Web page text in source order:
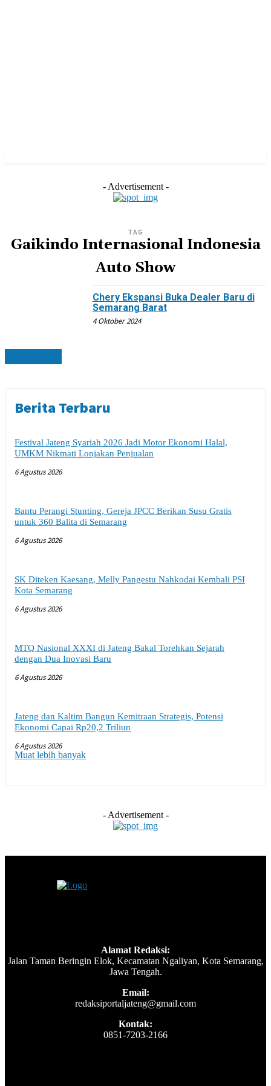
- Advertisement -
TAG
Gaikindo Internasional Indonesia
Auto Show
Chery Ekspansi Buka Dealer Baru di
Semarang Barat
4 Oktober 2024
Berita Terbaru
Festival Jateng Syariah 2026 Jadi Motor Ekonomi Halal,
UMKM Nikmati Lonjakan Penjualan
6 Agustus 2026
Bantu Perangi Stunting, Gereja JPCC Berikan Susu Gratis
untuk 360 Balita di Semarang
6 Agustus 2026
SK Diteken Kaesang, Melly Pangestu Nahkodai Kembali PSI
Kota Semarang
6 Agustus 2026
MTQ Nasional XXXI di Jateng Bakal Torehkan Sejarah
dengan Dua Inovasi Baru
6 Agustus 2026
Jateng dan Kaltim Bangun Kemitraan Strategis, Potensi
Ekonomi Capai Rp20,2 Triliun
6 Agustus 2026
Muat lebih banyak
- Advertisement -
Alamat Redaksi:
Jalan Taman Beringin Elok, Kecamatan Ngaliyan, Kota Semarang,
Jawa Tengah.
Email:
redaksiportaljateng@gmail.com
Kontak:
0851-7203-2166